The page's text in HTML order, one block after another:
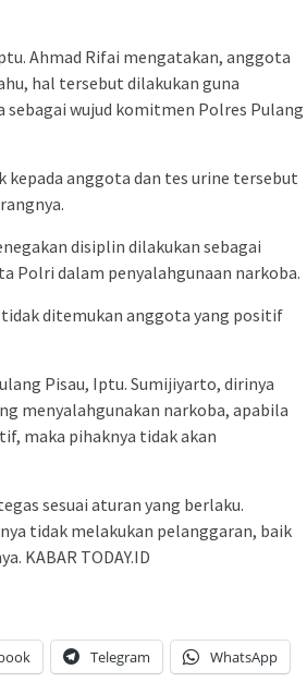
Ahmad Rifai mengatakan, anggota
hal tersebut dilakukan guna
sebagai wujud komitmen Polres Pulang
kepada anggota dan tes urine tersebut
disiplin dilakukan sebagai
Polri dalam penyalahgunaan narkoba.
ditemukan anggota yang positif
Pisau, Iptu. Sumijiyarto, dirinya
menyalahgunakan narkoba, apabila
maka pihaknya tidak akan
sesuai aturan yang berlaku.
tidak melakukan pelanggaran, baik
KABAR TODAY.ID
Telegram WhatsApp